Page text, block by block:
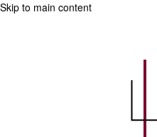
Skip to main content